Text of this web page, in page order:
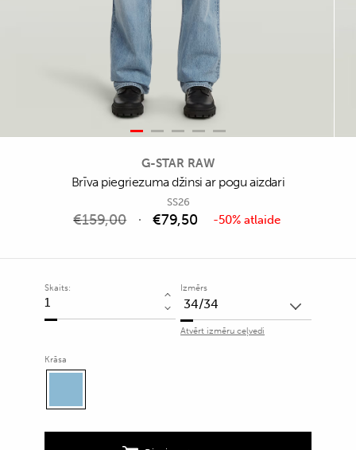
G-STAR RAW
Brīva piegriezuma džinsi ar pogu aizdari
SS26
€159,00 €79,50 -50% atlaide
Skaits:
Brīva
piegriezuma
ar
Izmērs
Atvērt izmēru ceļvedi
Krāsa